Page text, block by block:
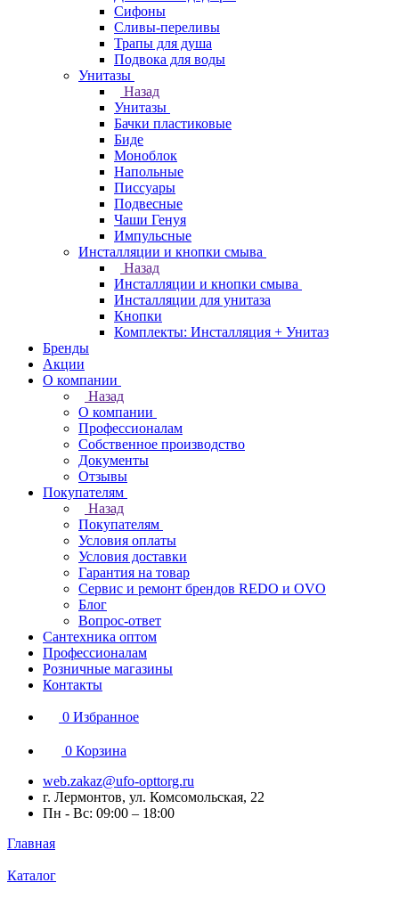
Сифоны
Сливы-переливы
Трапы для душа
Подвока для воды
Унитазы
Назад
Унитазы
Бачки пластиковые
Биде
Моноблок
Напольные
Писсуары
Подвесные
Чаши Генуя
Импульсные
Инсталляции и кнопки смыва
Назад
Инсталляции и кнопки смыва
Инсталляции для унитаза
Кнопки
Комплекты: Инсталляция + Унитаз
Бренды
Акции
О компании
Назад
О компании
Профессионалам
Собственное производство
Документы
Отзывы
Покупателям
Назад
Покупателям
Условия оплаты
Условия доставки
Гарантия на товар
Сервис и ремонт брендов REDO и OVO
Блог
Вопрос-ответ
Сантехника оптом
Профессионалам
Розничные магазины
Контакты
0 Избранное
0 Корзина
web.zakaz@ufo-opttorg.ru
г. Лермонтов, ул. Комсомольская, 22
Пн - Вс: 09:00 – 18:00
Главная
Каталог